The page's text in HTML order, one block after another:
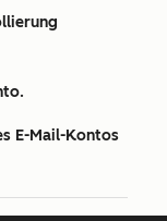
E-Mail-Kontos